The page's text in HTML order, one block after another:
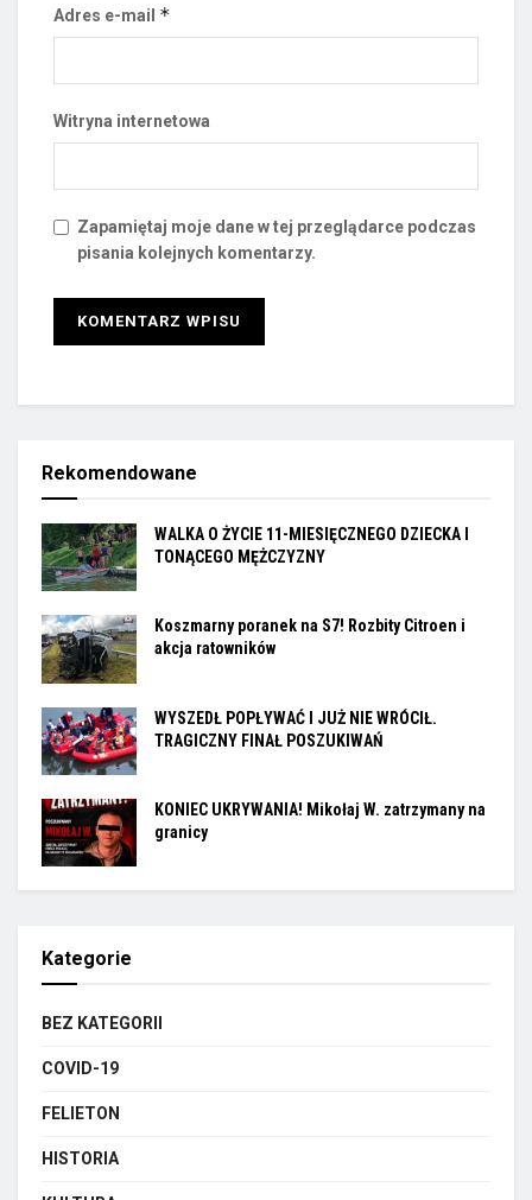
Adres e-mail *
Witryna internetowa
Zapamiętaj moje dane w tej przeglądarce podczas
pisania kolejnych komentarzy.
Rekomendowane
WALKA O ŻYCIE 11-MIESIĘCZNEGO DZIECKA I
TONĄCEGO MĘŻCZYZNY
Koszmarny poranek na S7! Rozbity Citroen i
akcja ratowników
WYSZEDŁ POPŁYWAĆ I JUŻ NIE WRÓCIŁ.
TRAGICZNY FINAŁ POSZUKIWAŃ
KONIEC UKRYWANIA! Mikołaj W. zatrzymany na
granicy
Kategorie
BEZ KATEGORII
COVID-19
FELIETON
HISTORIA